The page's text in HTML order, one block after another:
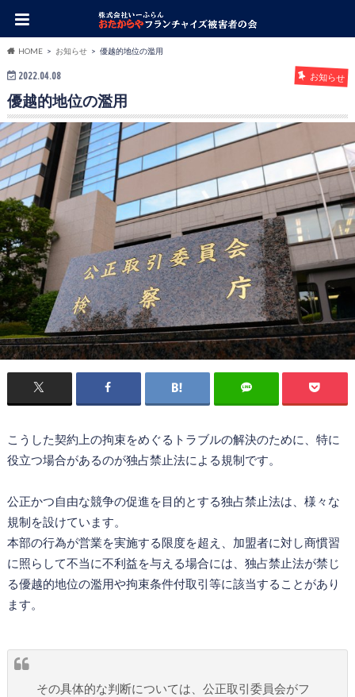
HOME お知らせ 優越的地位の濫用
2022.04.08 お知らせ
優越的地位の濫用
こうした契約上の拘束をめぐるトラブルの解決のために、特に
役立つ場合があるのが独占禁止法による規制です。
公正かつ自由な競争の促進を目的とする独占禁止法は、様々な
規制を設けています。
本部の行為が営業を実施する限度を超え、加盟者に対し商慣習
に照らして不当に不利益を与える場合には、独占禁止法が禁じ
る優越的地位の濫用や拘束条件付取引等に該当することがあり
ます。
その具体的な判断については、公正取引委員会がフ